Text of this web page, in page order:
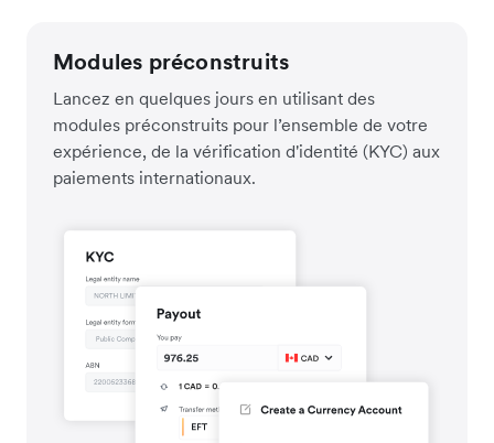
Modules préconstruits
Lancez en quelques jours en utilisant des
modules préconstruits pour l’ensemble de votre
expérience, de la vérification d'identité (KYC) aux
paiements internationaux.